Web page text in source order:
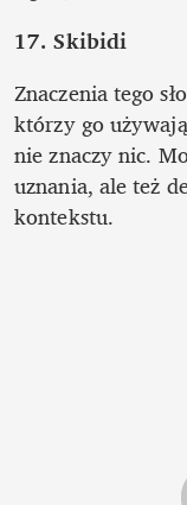
17. Skibidi
Znaczenia tego
którzy go
nie znaczy nic.
uznania, ale też
kontekstu.